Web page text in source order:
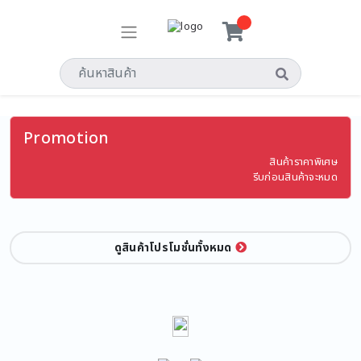
Promotion
สินค้าราคาพิเศษ
รีบก่อนสินค้าจะหมด
ดูสินค้าโปรโมชั่นทั้งหมด